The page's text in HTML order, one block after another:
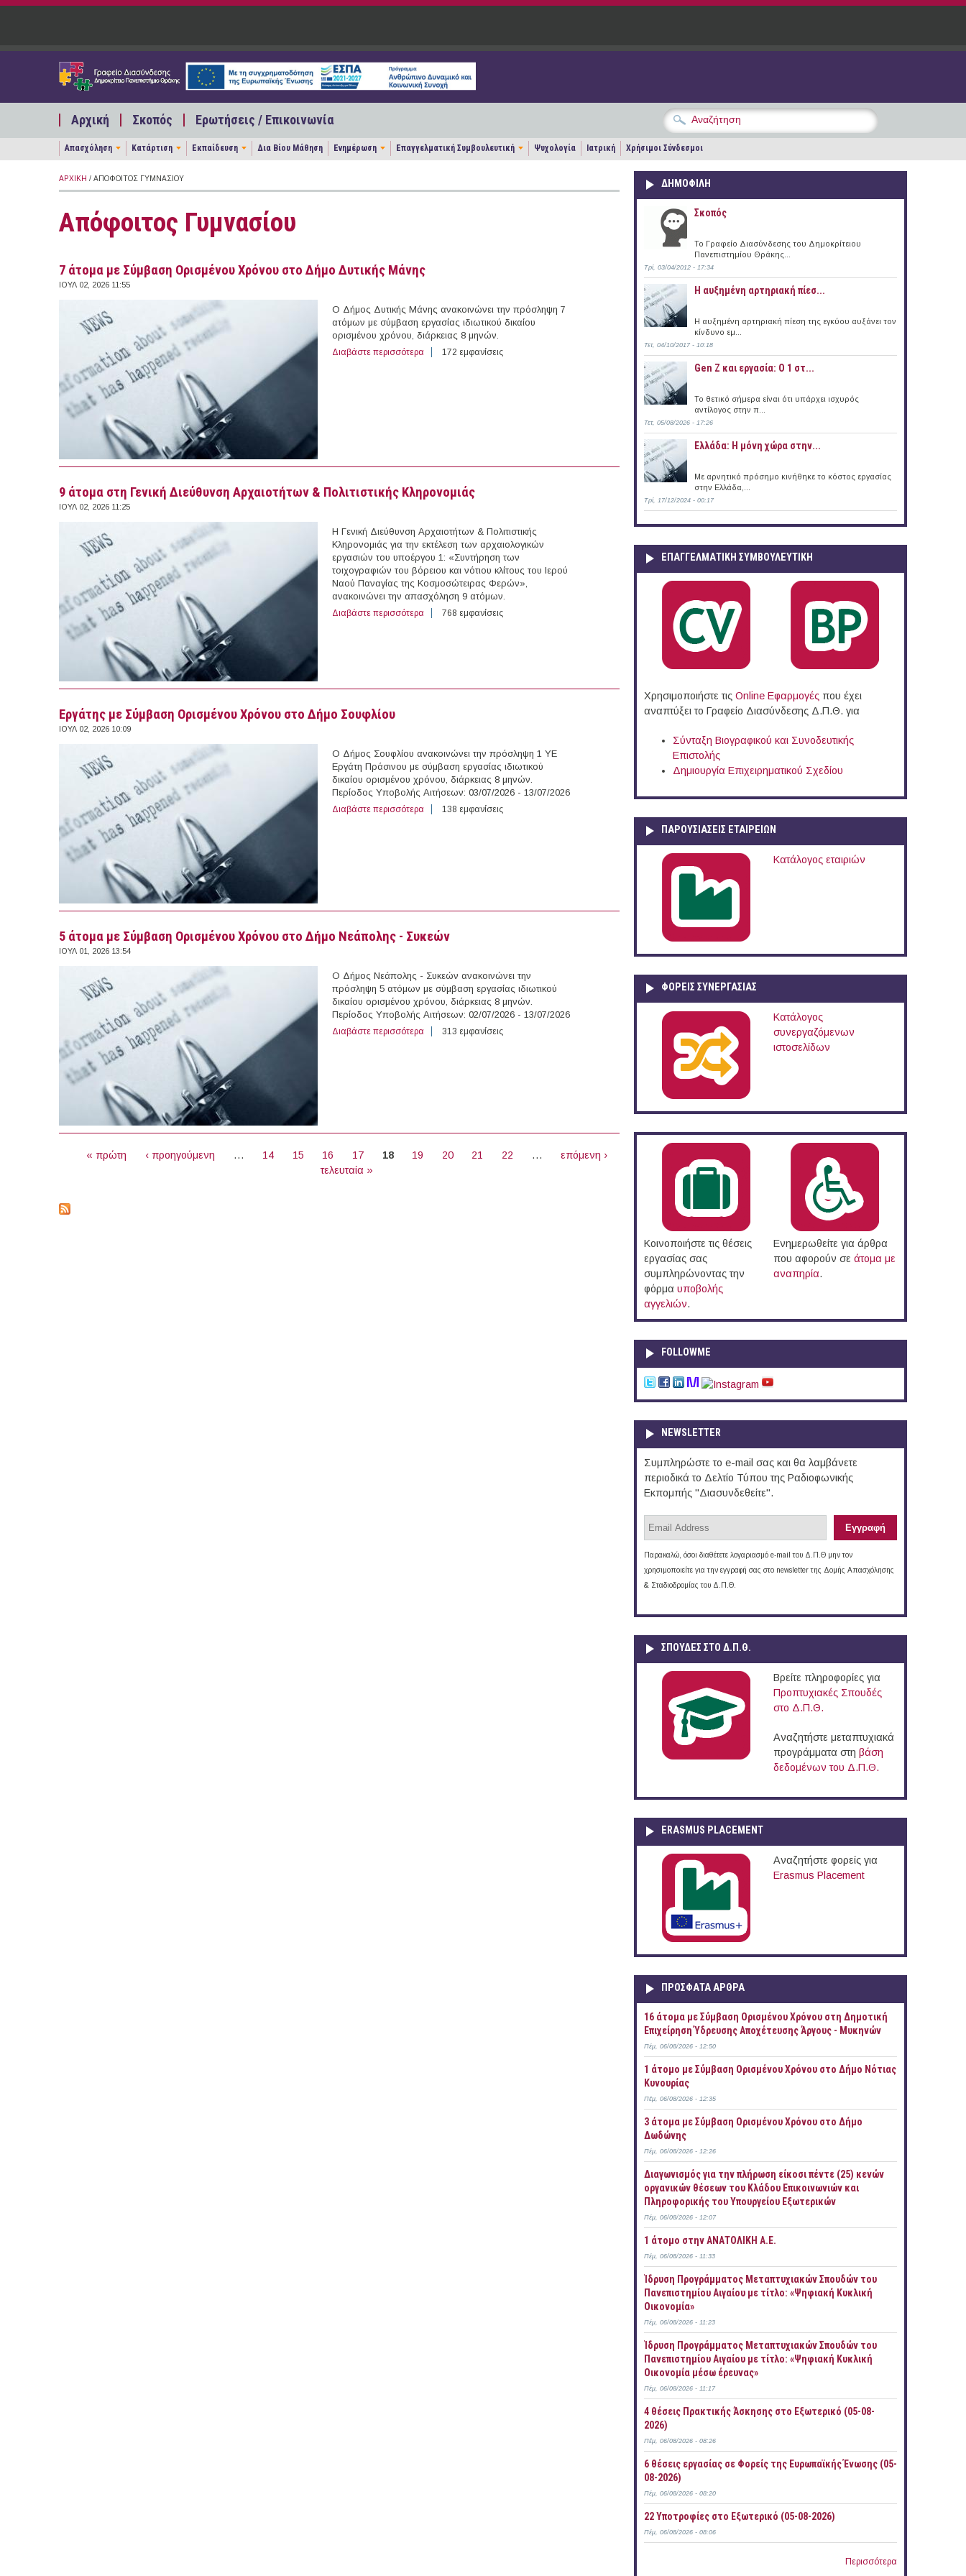
Παράκαμψη προς το κυρίως περιεχόμενο
Αρχική Σκοπός Ερωτήσεις / Επικοινωνία
Απασχόληση Κατάρτιση Εκπαίδευση Δια Βίου Μάθηση Ενημέρωση Επαγγελματική Συμβουλευτική Ψυχολογία Ιατρική Χρήσιμοι Σύνδεσμοι
ΑΡΧΙΚΉ / ΑΠΌΦΟΙΤΟΣ ΓΥΜΝΑΣΊΟΥ
Απόφοιτος Γυμνασίου
7 άτομα με Σύμβαση Ορισμένου Χρόνου στο Δήμο Δυτικής Μάνης
ΙΟΥΛ 02, 2026 11:55
Ο Δήμος Δυτικής Μάνης ανακοινώνει την πρόσληψη 7
ατόμων με σύμβαση εργασίας ιδιωτικού δικαίου
ορισμένου χρόνου, διάρκειας 8 μηνών.
Διαβάστε περισσότερα για 7 άτομα με Σύμβαση Ορισμένου Χρόνου στο Δήμο Δυτικής Μάνης
172 εμφανίσεις
9 άτομα στη Γενική Διεύθυνση Αρχαιοτήτων & Πολιτιστικής Κληρονομιάς
ΙΟΥΛ 02, 2026 11:25
Η Γενική Διεύθυνση Αρχαιοτήτων & Πολιτιστικής
Κληρονομιάς για την εκτέλεση των αρχαιολογικών
εργασιών του υποέργου 1: «Συντήρηση των
τοιχογραφιών του βόρειου και νότιου κλίτους του Ιερού
Ναού Παναγίας της Κοσμοσώτειρας Φερών»,
ανακοινώνει την απασχόληση 9 ατόμων.
Διαβάστε περισσότερα για 9 άτομα στη Γενική Διεύθυνση Αρχαιοτήτων & Πολιτιστικής Κληρονομιάς
768 εμφανίσεις
Εργάτης με Σύμβαση Ορισμένου Χρόνου στο Δήμο Σουφλίου
ΙΟΥΛ 02, 2026 10:09
Ο Δήμος Σουφλίου ανακοινώνει την πρόσληψη 1 ΥΕ
Εργάτη Πράσινου με σύμβαση εργασίας ιδιωτικού
δικαίου ορισμένου χρόνου, διάρκειας 8 μηνών.
Περίοδος Υποβολής Αιτήσεων: 03/07/2026 - 13/07/2026
Διαβάστε περισσότερα για Εργάτης με Σύμβαση Ορισμένου Χρόνου στο Δήμο Σουφλίου
138 εμφανίσεις
5 άτομα με Σύμβαση Ορισμένου Χρόνου στο Δήμο Νεάπολης - Συκεών
ΙΟΥΛ 01, 2026 13:54
Ο Δήμος Νεάπολης - Συκεών ανακοινώνει την
πρόσληψη 5 ατόμων με σύμβαση εργασίας ιδιωτικού
δικαίου ορισμένου χρόνου, διάρκειας 8 μηνών.
Περίοδος Υποβολής Αιτήσεων: 02/07/2026 - 13/07/2026
Διαβάστε περισσότερα για 5 άτομα με Σύμβαση Ορισμένου Χρόνου στο Δήμο Νεάπολης - Συκεών
313 εμφανίσεις
« πρώτη ‹ προηγούμενη … 14 15 16 17 18 19 20 21 22 …
επόμενη ›
τελευταία »
ΔΗΜΟΦΙΛΗ
Σκοπός
Το Γραφείο Διασύνδεσης του Δημοκρίτειου
Πανεπιστημίου Θράκης...
Τρί, 03/04/2012 - 17:34
Η αυξημένη αρτηριακή πίεσ...
Η αυξημένη αρτηριακή πίεση της εγκύου αυξάνει τον
κίνδυνο εμ...
Τετ, 04/10/2017 - 10:18
Gen Z και εργασία: Ο 1 στ...
Το θετικό σήμερα είναι ότι υπάρχει ισχυρός
αντίλογος στην π...
Τετ, 05/08/2026 - 17:26
Ελλάδα: Η μόνη χώρα στην...
Με αρνητικό πρόσημο κινήθηκε το κόστος εργασίας
στην Ελλάδα,...
Τρί, 17/12/2024 - 00:17
ΕΠΑΓΓΕΛΜΑΤΙΚΉ ΣΥΜΒΟΥΛΕΥΤΙΚΉ
Χρησιμοποιήστε τις Online Eφαρμογές που έχει
αναπτύξει το Γραφείο Διασύνδεσης Δ.Π.Θ. για
Σύνταξη Βιογραφικού και Συνοδευτικής
Επιστολής
Δημιουργία Επιχειρηματικού Σχεδίου
ΠΑΡΟΥΣΙΆΣΕΙΣ ΕΤΑΙΡΕΙΏΝ
Κατάλογος εταιριών
ΦΟΡΕΙΣ ΣΥΝΕΡΓΑΣΙΑΣ
Κατάλογος
συνεργαζόμενων
ιστοσελίδων
Κοινοποιήστε τις θέσεις
εργασίας σας
συμπληρώνοντας την
φόρμα υποβολής
αγγελιών.
Ενημερωθείτε για άρθρα
που αφορούν σε άτομα με
αναπηρία.
FOLLOWME
NEWSLETTER
Συμπληρώστε το e-mail σας και θα λαμβάνετε
περιοδικά το Δελτίο Τύπου της Ραδιοφωνικής
Εκπομπής "Διασυνδεθείτε".
Παρακαλώ, όσοι διαθέτετε λογαριασμό e-mail του Δ.Π.Θ μην τον
χρησιμοποιείτε για την εγγραφή σας στο newsletter της Δομής Απασχόλησης
& Σταδιοδρομίας του Δ.Π.Θ.
ΣΠΟΥΔΈΣ ΣΤΟ Δ.Π.Θ.
Βρείτε πληροφορίες για
Προπτυχιακές Σπουδές
στο Δ.Π.Θ.
Αναζητήστε μεταπτυχιακά
προγράμματα στη βάση
δεδομένων του Δ.Π.Θ.
ERASMUS PLACEMENT
Αναζητήστε φορείς για
Erasmus Placement
ΠΡOΣΦΑΤΑ AΡΘΡΑ
16 άτομα με Σύμβαση Ορισμένου Χρόνου στη Δημοτική
Επιχείρηση Ύδρευσης Αποχέτευσης Άργους - Μυκηνών
Πέμ, 06/08/2026 - 12:50
1 άτομο με Σύμβαση Ορισμένου Χρόνου στο Δήμο Νότιας
Κυνουρίας
Πέμ, 06/08/2026 - 12:35
3 άτομα με Σύμβαση Ορισμένου Χρόνου στο Δήμο
Δωδώνης
Πέμ, 06/08/2026 - 12:26
Διαγωνισμός για την πλήρωση είκοσι πέντε (25) κενών
οργανικών θέσεων του Κλάδου Επικοινωνιών και
Πληροφορικής του Υπουργείου Εξωτερικών
Πέμ, 06/08/2026 - 12:07
1 άτομο στην ΑΝΑΤΟΛΙΚΗ Α.Ε.
Πέμ, 06/08/2026 - 11:33
Ίδρυση Προγράμματος Μεταπτυχιακών Σπουδών του
Πανεπιστημίου Αιγαίου με τίτλο: «Ψηφιακή Κυκλική
Οικονομία»
Πέμ, 06/08/2026 - 11:23
Ίδρυση Προγράμματος Μεταπτυχιακών Σπουδών του
Πανεπιστημίου Αιγαίου με τίτλο: «Ψηφιακή Κυκλική
Οικονομία μέσω έρευνας»
Πέμ, 06/08/2026 - 11:17
4 θέσεις Πρακτικής Άσκησης στο Εξωτερικό (05-08-
2026)
Πέμ, 06/08/2026 - 08:26
6 θέσεις εργασίας σε Φορείς της Ευρωπαϊκής Ένωσης (05-
08-2026)
Πέμ, 06/08/2026 - 08:20
22 Υποτροφίες στο Εξωτερικό (05-08-2026)
Πέμ, 06/08/2026 - 08:06
Περισσότερα